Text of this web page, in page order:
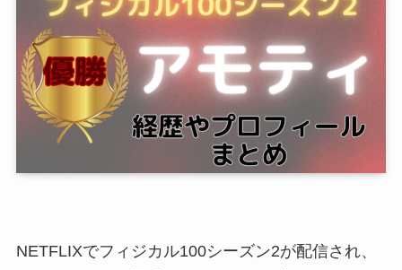
NETFLIXでフィジカル100シーズン2が配信され、